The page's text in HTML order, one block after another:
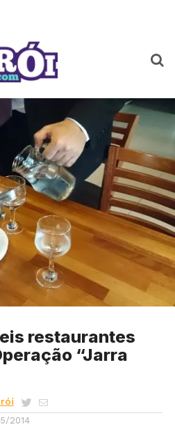
restaurantes
“Jarra
2014